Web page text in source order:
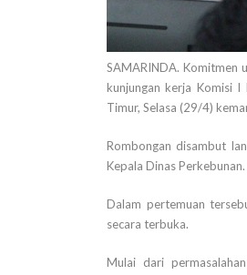
SAMARINDA. Komitmen
kunjungan kerja Komisi I
Timur, Selasa (29/4)
Rombongan disambut
Kepala Dinas Perkebunan.
Dalam pertemuan
secara terbuka.
Mulai dari